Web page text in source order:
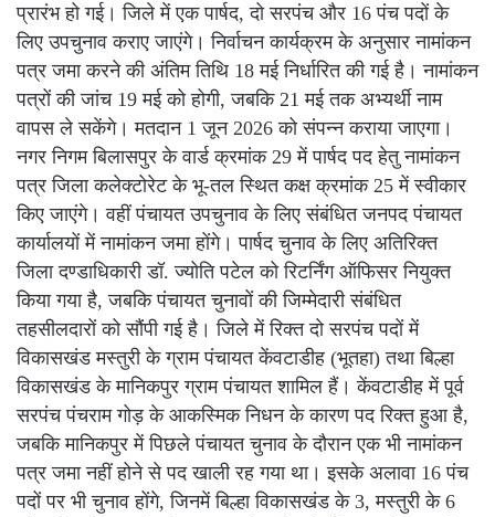
प्रारंभ हो गई। जिले में एक पार्षद, दो सरपंच और 16 पंच पदों के
लिए उपचुनाव कराए जाएंगे। निर्वाचन कार्यक्रम के अनुसार नामांकन
पत्र जमा करने की अंतिम तिथि 18 मई निर्धारित की गई है। नामांकन
पत्रों की जांच 19 मई को होगी, जबकि 21 मई तक अभ्यर्थी नाम
वापस ले सकेंगे। मतदान 1 जून 2026 को संपन्न कराया जाएगा।
नगर निगम बिलासपुर के वार्ड क्रमांक 29 में पार्षद पद हेतु नामांकन
पत्र जिला कलेक्टोरेट के भू-तल स्थित कक्ष क्रमांक 25 में स्वीकार
किए जाएंगे। वहीं पंचायत उपचुनाव के लिए संबंधित जनपद पंचायत
कार्यालयों में नामांकन जमा होंगे। पार्षद चुनाव के लिए अतिरिक्त
जिला दण्डाधिकारी डॉ. ज्योति पटेल को रिटर्निंग ऑफिसर नियुक्त
किया गया है, जबकि पंचायत चुनावों की जिम्मेदारी संबंधित
तहसीलदारों को सौंपी गई है। जिले में रिक्त दो सरपंच पदों में
विकासखंड मस्तुरी के ग्राम पंचायत केंवटाडीह (भूतहा) तथा बिल्हा
विकासखंड के मानिकपुर ग्राम पंचायत शामिल हैं। केंवटाडीह में पूर्व
सरपंच पंचराम गोड़ के आकस्मिक निधन के कारण पद रिक्त हुआ है,
जबकि मानिकपुर में पिछले पंचायत चुनाव के दौरान एक भी नामांकन
पत्र जमा नहीं होने से पद खाली रह गया था। इसके अलावा 16 पंच
पदों पर भी चुनाव होंगे, जिनमें बिल्हा विकासखंड के 3, मस्तुरी के 6